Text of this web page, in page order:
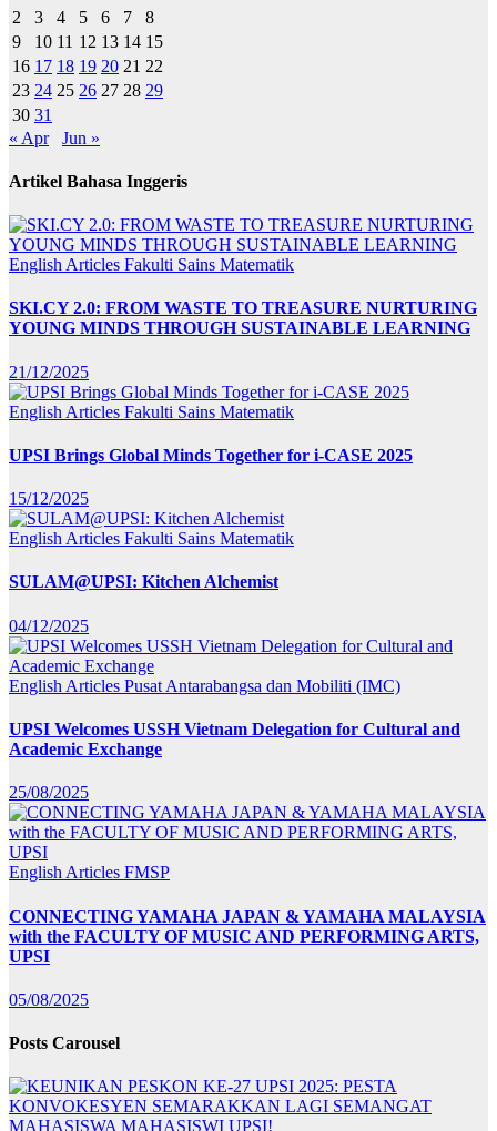
2
3 4 5 6 7
8
9
10 11 12 13 14 15
16 17 18 19 20 21 22
23 24 25 26 27 28 29
30 31
« Apr
Jun »
Artikel Bahasa Inggeris
English Articles Fakulti Sains Matematik
SKI.CY 2.0: FROM WASTE TO TREASURE NURTURING
YOUNG MINDS THROUGH SUSTAINABLE LEARNING
21/12/2025
English Articles Fakulti Sains Matematik
UPSI Brings Global Minds Together for i-CASE 2025
15/12/2025
English Articles Fakulti Sains Matematik
SULAM@UPSI: Kitchen Alchemist
04/12/2025
English Articles Pusat Antarabangsa dan Mobiliti (IMC)
UPSI Welcomes USSH Vietnam Delegation for Cultural and
Academic Exchange
25/08/2025
English Articles FMSP
CONNECTING YAMAHA JAPAN & YAMAHA MALAYSIA
with the FACULTY OF MUSIC AND PERFORMING ARTS,
UPSI
05/08/2025
Posts Carousel